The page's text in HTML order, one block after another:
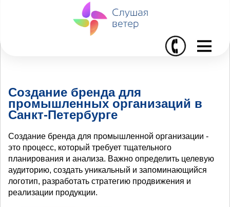
I
Создание бренда для
промышленных организаций в
Санкт-Петербурге
Создание бренда для промышленной организации -
это процесс, который требует тщательного
планирования и анализа. Важно определить целевую
аудиторию, создать уникальный и запоминающийся
логотип, разработать стратегию продвижения и
реализации продукции.